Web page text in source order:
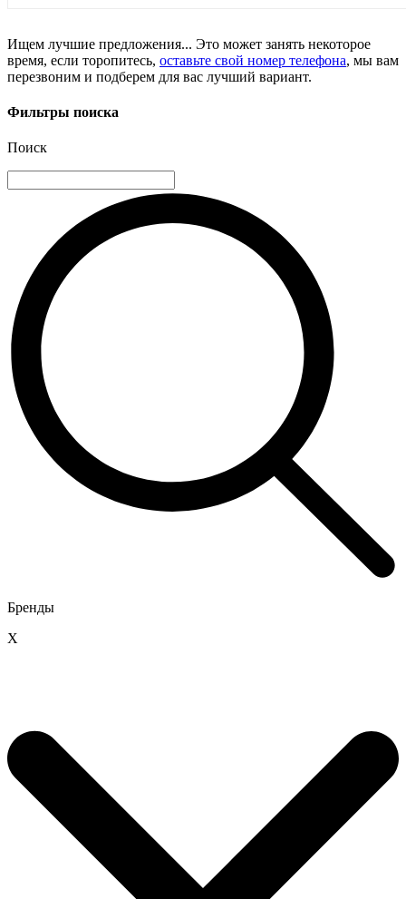
Ищем лучшие предложения... Это может занять некоторое
время, если торопитесь, оставьте свой номер телефона, мы вам
перезвоним и подберем для вас лучший вариант.
Фильтры поиска
Поиск
Бренды
X